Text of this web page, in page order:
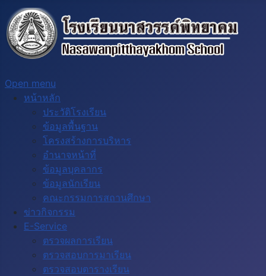
Open menu
หน้าหลัก
ประวัติโรงเรียน
ข้อมูลพื้นฐาน
โครงสร้างการบริหาร
อำนาจหน้าที่
ข้อมูลบุคลากร
ข้อมูลนักเรียน
คณะกรรมการสถานศึกษา
ข่าวกิจกรรม
E-Service
ตรวจผลการเรียน
ตรวจสอบการมาเรียน
ตรวจสอบตารางเรียน